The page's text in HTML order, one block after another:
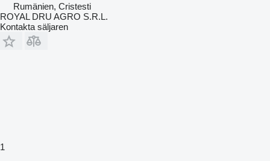
Rumänien, Cristesti
ROYAL DRU AGRO S.R.L.
Kontakta säljaren
1